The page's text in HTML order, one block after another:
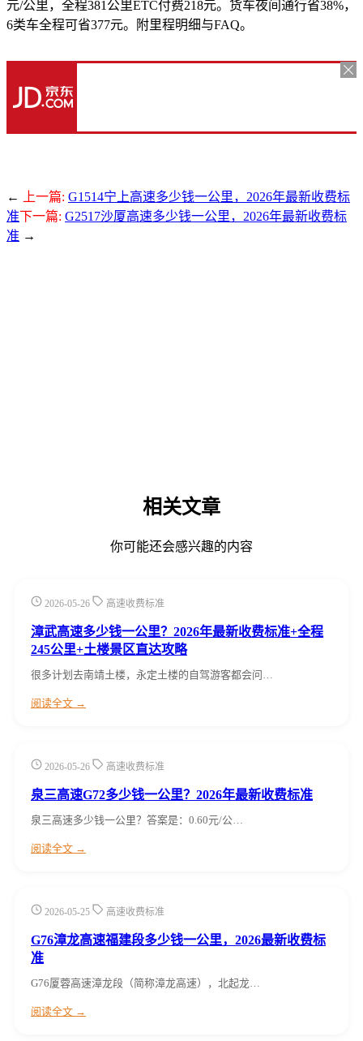
元/公里，全程381公里ETC付费218元。货车夜间通行省38%，
6类车全程可省377元。附里程明细与FAQ。
← 上一篇: G1514宁上高速多少钱一公里，2026年最新收费标
准下一篇: G2517沙厦高速多少钱一公里，2026年最新收费标
准 →
相关文章
你可能还会感兴趣的内容
2026-05-26 高速收费标准
漳武高速多少钱一公里？2026年最新收费标准+全程
245公里+土楼景区直达攻略
很多计划去南靖土楼，永定土楼的自驾游客都会问…
阅读全文 →
2026-05-26 高速收费标准
泉三高速G72多少钱一公里？2026年最新收费标准
泉三高速多少钱一公里？答案是：0.60元/公…
阅读全文 →
2026-05-25 高速收费标准
G76漳龙高速福建段多少钱一公里，2026最新收费标
准
G76厦蓉高速漳龙段（简称漳龙高速），北起龙…
阅读全文 →